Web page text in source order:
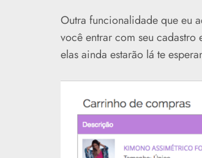
Outra funcionalidade que eu
você entrar com seu
elas ainda estarão lá te